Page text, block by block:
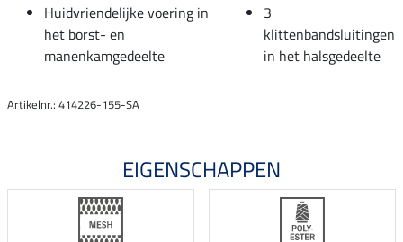
Huidvriendelijke voering in
het borst- en
manenkamgedeelte
3
klittenbandsluitingen
in het halsgedeelte
Artikelnr.: 414226-155-SA
EIGENSCHAPPEN